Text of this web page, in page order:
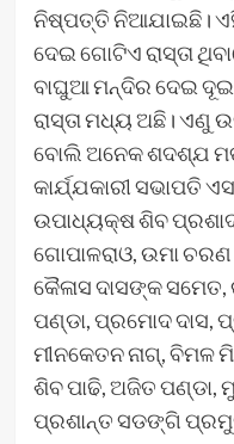
ନିଷ୍ପତ୍ତି ନିଆଯାଇଛି।
ଦେଇ ଗୋଟିଏ ରାସ୍ତା
ବାଘୁଆ ମନ୍ଦିର ଦେଇ
ରାସ୍ତା ମଧ୍ୟ ଅଛି।
ବୋଲି ଅନେକ ଶଦଶ୍ଯ
କାର୍ଯ୍ଯକାରୀ ସଭାପତି
ଉପାଧ୍ୟକ୍ଷ ଶିବ
ଗୋପାଳରାଓ, ଉମା
କୈଳାସ ଦାସଙ୍କ ସମେତ,
ପଣ୍ଡା, ପ୍ରମୋଦ ଦାସ,
ମୀନକେତନ ନାଗ୍, ବିମଳ
ଶିବ ପାଢି, ଅଜିତ ପଣ୍ଡା,
ପ୍ରଶାନ୍ତ ସଡଙ୍ଗି